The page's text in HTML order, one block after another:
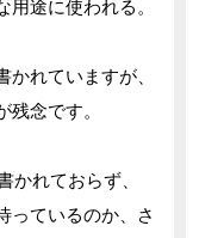
途に使われる。
れていますが、
念です。
かれておらず、
っているのか、さ